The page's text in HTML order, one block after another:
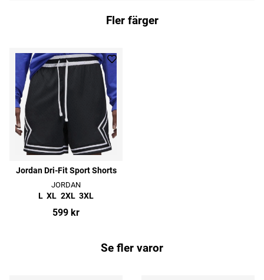
Fler färger
Jordan Dri-Fit Sport Shorts
JORDAN
L XL 2XL 3XL
599 kr
Se fler varor